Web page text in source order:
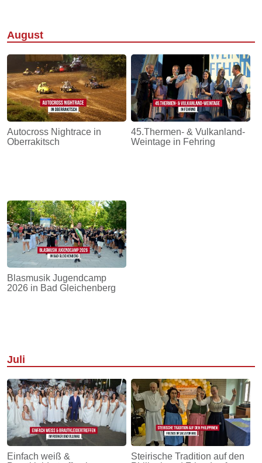
August
Autocross Nightrace in
Oberrakitsch
45.Thermen- & Vulkanland-
Weintage in Fehring
Blasmusik Jugendcamp
2026 in Bad Gleichenberg
Juli
Einfach weiß &
Steirische Tradition auf den